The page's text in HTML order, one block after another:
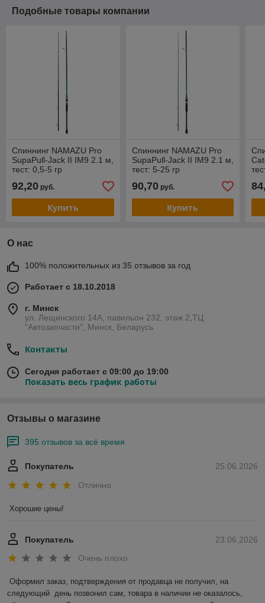
Подобные товары компании
Спиннинг NAMAZU Pro
SupaPull-Jack II IM9 2.1 м,
тест: 0,5-5 гр
92,20 руб.
Купить
Спиннинг NAMAZU Pro
SupaPull-Jack II IM9 2.1 м,
тест: 5-25 гр
90,70руб.
Купить
О нас
100% положительных из 35 отзывов за год
Работает с 18.10.2018
г. Минск
ул. Лещинского 14А, павильон 232, этаж 2,ТЦ
"Автозапчасти", Минск, Беларусь
Контакты
Сегодня работает с 09:00 до 19:00
Показать весь график работы
Отзывы о магазине
395 отзывов за всё время
25.06.2026
Покупатель
Отлично
Хорошие цены!
23.06.2026
Покупатель
Очень плохо
Оформил заказ, подтверждения от продавца не получил, на
следующий  день позвонил сам, товара в наличии не оказалось,